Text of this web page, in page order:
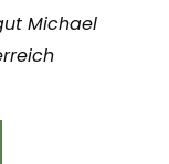
Michael